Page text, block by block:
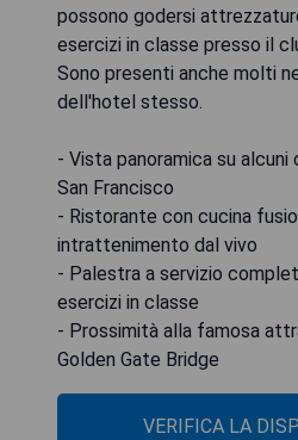
possono godersi
esercizi in classe presso il
Sono presenti anche molti
dell'hotel stesso.
- Vista panoramica su alcuni
San Francisco
- Ristorante con cucina
intrattenimento dal vivo
- Palestra a servizio
esercizi in classe
- Prossimità alla famosa
Golden Gate Bridge
VERIFICA LA